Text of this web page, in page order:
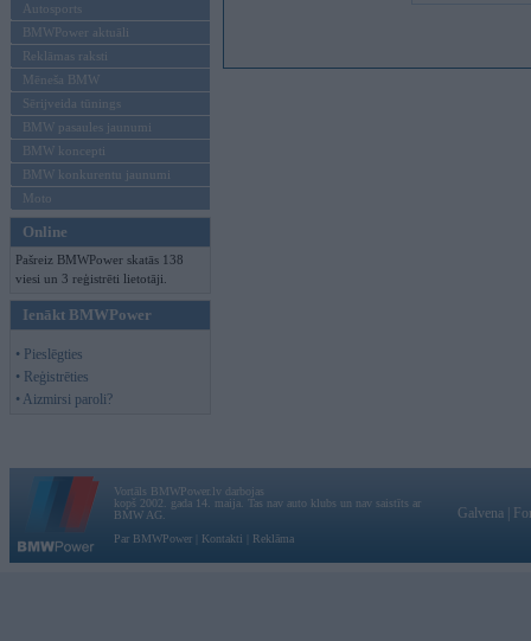
Autosports
BMWPower aktuāli
Reklāmas raksti
Mēneša BMW
Sērijveida tūnings
BMW pasaules jaunumi
BMW koncepti
BMW konkurentu jaunumi
Moto
Online
Pašreiz BMWPower skatās 138
viesi un 3 reģistrēti lietotāji.
Ienākt BMWPower
• Pieslēgties
• Reģistrēties
• Aizmirsi paroli?
Vortāls BMWPower.lv darbojas
kopš 2002. gada 14. maija. Tas nav auto klubs un nav saistīts ar
BMW AG.
Par BMWPower
Kontakti Reklāma
Galvena